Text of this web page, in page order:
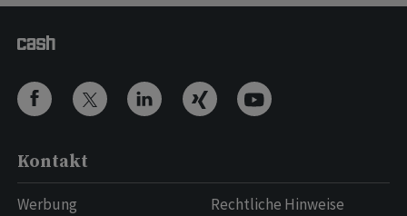
Kontakt
Werbung
Rechtliche Hinweise